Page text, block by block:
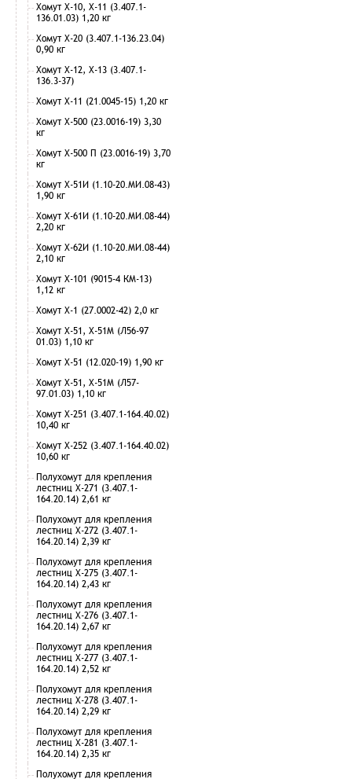
Хомут Х-10, Х-11 (3.407.1-
136.01.03) 1,20 кг
Хомут Х-20 (3.407.1-136.23.04)
0,90 кг
Хомут Х-12, Х-13 (3.407.1-
136.3-37)
Хомут Х-11 (21.0045-15) 1,20 кг
Хомут Х-500 (23.0016-19) 3,30
кг
Хомут Х-500 П (23.0016-19) 3,70
кг
Хомут Х-51И (1.10-20.МИ.08-43)
1,90 кг
Хомут Х-61И (1.10-20.МИ.08-44)
2,20 кг
Хомут Х-62И (1.10-20.МИ.08-44)
2,10 кг
Хомут Х-101 (9015-4 КМ-13)
1,12 кг
Хомут Х-1 (27.0002-42) 2,0 кг
Хомут Х-51, Х-51М (Л56-97
01.03) 1,10 кг
Хомут Х-51 (12.020-19) 1,90 кг
Хомут Х-51, Х-51М (Л57-
97.01.03) 1,10 кг
Хомут Х-251 (3.407.1-164.40.02)
10,40 кг
Хомут Х-252 (3.407.1-164.40.02)
10,60 кг
Полухомут для крепления
лестниц Х-271 (3.407.1-
164.20.14) 2,61 кг
Полухомут для крепления
лестниц Х-272 (3.407.1-
164.20.14) 2,39 кг
Полухомут для крепления
лестниц Х-275 (3.407.1-
164.20.14) 2,43 кг
Полухомут для крепления
лестниц Х-276 (3.407.1-
164.20.14) 2,67 кг
Полухомут для крепления
лестниц Х-277 (3.407.1-
164.20.14) 2,52 кг
Полухомут для крепления
лестниц Х-278 (3.407.1-
164.20.14) 2,29 кг
Полухомут для крепления
лестниц Х-281 (3.407.1-
164.20.14) 2,35 кг
Полухомут для крепления